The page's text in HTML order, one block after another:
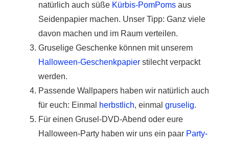
natürlich auch süße Kürbis-PomPoms aus
Seidenpapier machen. Unser Tipp: Ganz viele
davon machen und im Raum verteilen.
Gruselige Geschenke können mit unserem
Halloween-Geschenkpapier stilecht verpackt
werden.
Passende Wallpapers haben wir natürlich auch
für euch: Einmal
herbstlich, einmal gruselig.
Für einen Grusel-DVD-Abend oder eure
Halloween-Party haben wir uns ein paar Party-